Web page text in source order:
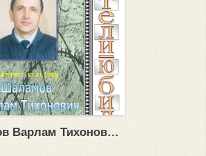
Шаламов Варлам Тихонович (01.07.1907 - 17.01.1982)